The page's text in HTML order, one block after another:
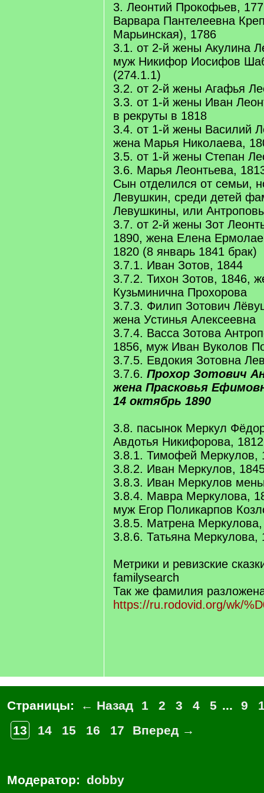
3. Леонтий Прокофьев,
Варвара Пантелеевна
Марьинская), 1786
3.1. от 2-й жены Акулина
муж Никифор Иосифов
(274.1.1)
3.2. от 2-й жены Агафья
3.3. от 1-й жены Иван
в рекруты в 1818
3.4. от 1-й жены Василий
жена Марья Николаева,
3.5. от 1-й жены Степан
3.6. Марья Леонтьева,
Сын отделился от семьи,
Левушкин, среди детей
Левушкины, или
3.7. от 2-й жены Зот
1890, жена Елена
1820 (8 январь 1841 брак)
3.7.1. Иван Зотов, 1844
3.7.2. Тихон Зотов, 1846,
Кузьминична Прохорова
3.7.3. Филип Зотович
жена Устинья Алексеевна
3.7.4. Васса Зотова
1856, муж Иван Вуколов
3.7.5. Евдокия Зотовна
3.7.6. Прохор Зотович
жена Прасковья
14 октябрь 1890
3.8. пасынок Меркул
Авдотья Никифорова, 1812
3.8.1. Тимофей Меркулов,
3.8.2. Иван Меркулов,
3.8.3. Иван Меркулов
3.8.4. Мавра Меркулова,
муж Егор Поликарпов
3.8.5. Матрена
3.8.6. Татьяна Меркулова,
Метрики и ревизские
familysearch
Так же фамилия
https://ru.rodovid.org/wk/
Страницы: ← Назад 1 2 3 4 5 ... 9
13
14 15 16 17 Вперед →
Модератор: dobby